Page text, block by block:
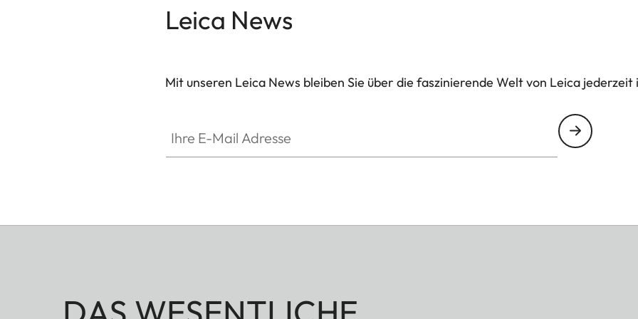
Leica News
Mit unseren Leica News bleiben Sie über die faszinierende Welt von Leica